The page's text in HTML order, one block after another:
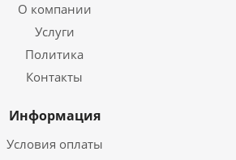
О компании
Услуги
Политика
Контакты
Информация
Условия оплаты